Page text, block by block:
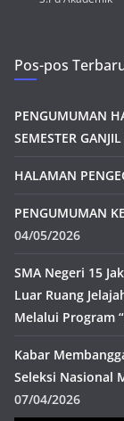
Pos-pos
PENGUMUMAN
SEMESTER
HALAMAN
PENGUMUMAN
04/05/2026
SMA Negeri 15
Luar Ruang
Melalui Program
Kabar
Seleksi Nasional
07/04/2026